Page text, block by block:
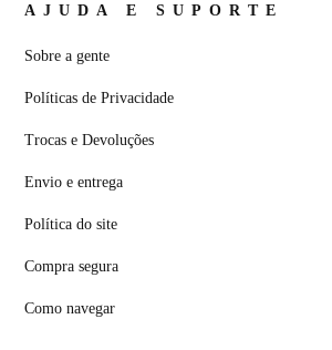
AJUDA E SUPORTE
Sobre a gente
Políticas de Privacidade
Trocas e Devoluções
Envio e entrega
Política do site
Compra segura
Como navegar